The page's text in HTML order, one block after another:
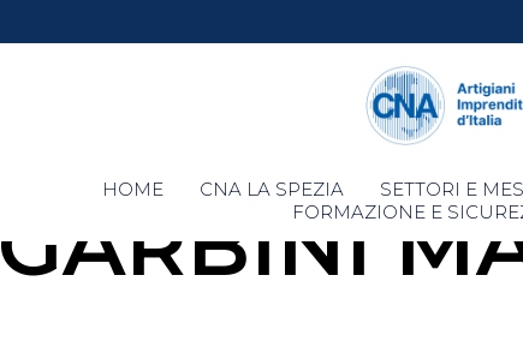
HOME CNA LA SPEZIA SETTORI E
FORMAZIONE E
GARBINI